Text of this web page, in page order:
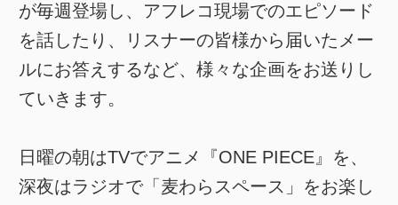
が毎週登場し、アフレコ現場でのエピソード
を話したり、リスナーの皆様から届いたメー
ルにお答えするなど、様々な企画をお送りし
ていきます。
日曜の朝はTVでアニメ『ONE PIECE』を、
深夜はラジオで「麦わらスペース」をお楽し